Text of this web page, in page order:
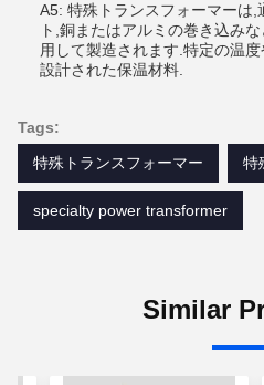
A5: 特殊トランスフォーマーは,
ト,銅またはアルミの巻き込み
用して製造されます.特定の温
設計された保温材料.
Tags:
特殊トランスフォーマー
特
specialty power transformer
Similar